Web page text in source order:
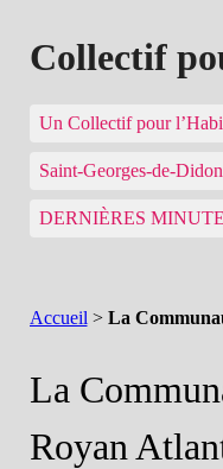
Collectif
Un Collectif pour
Saint-Georges-de-
DERNIÈRES
Accueil > La
La
Royan